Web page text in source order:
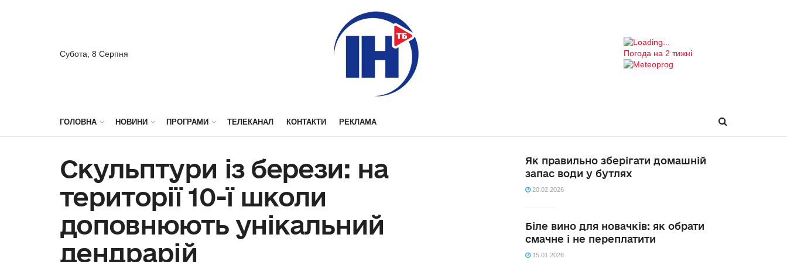
Субота, 8 Серпня Погода на 2 тижні
ГОЛОВНА НОВИНИ ПРОГРАМИ ТЕЛЕКАНАЛ КОНТАКТИ РЕКЛАМА
Скульптури із берези: на
території 10-ї школи
доповнюють унікальний
дендрарій
Як правильно зберігати домашній
запас води у бутлях
20.02.2026
Біле вино для новачків: як обрати
смачне і не переплатити
15.01.2026